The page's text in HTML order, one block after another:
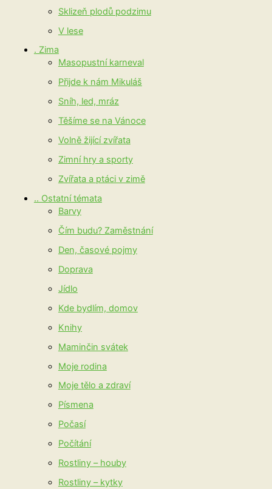
Sklizeň plodů podzimu
V lese
. Zima
Masopustní karneval
Přijde k nám Mikuláš
Sníh, led, mráz
Těšíme se na Vánoce
Volně žijící zvířata
Zimní hry a sporty
Zvířata a ptáci v zimě
.. Ostatní témata
Barvy
Čím budu? Zaměstnání
Den, časové pojmy
Doprava
Jídlo
Kde bydlím, domov
Knihy
Maminčin svátek
Moje rodina
Moje tělo a zdraví
Písmena
Počasí
Počítání
Rostliny – houby
Rostliny – kytky